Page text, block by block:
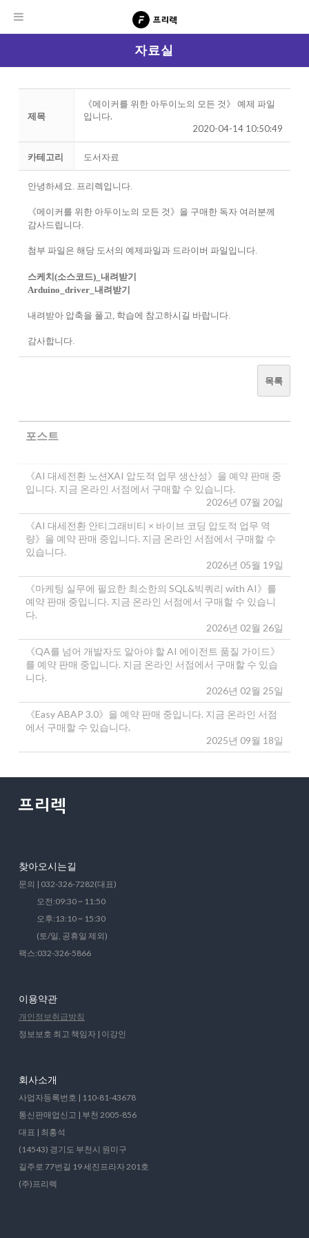
자료실
제목
《메이커를 위한 아두이노의 모든 것》 예제 파일
입니다.
2020-04-14 10:50:49
카테고리 도서자료
안녕하세요. 프리렉입니다.
《메이커를 위한 아두이노의 모든 것》을 구매한 독자 여러분께
감사드립니다.
첨부 파일은 해당 도서의 예제파일과 드라이버 파일입니다.
스케치(소스코드)_내려받기
Arduino_driver_내려받기
내려받아 압축을 풀고, 학습에 참고하시길 바랍니다.
감사합니다.
목록
포스트
《AI 대세전환 노션XAI 압도적 업무 생산성》을 예약 판매 중
입니다. 지금 온라인 서점에서 구매할 수 있습니다.
2026년 07월 20일
《AI 대세전환 안티그래비티 × 바이브 코딩 압도적 업무 역
량》을 예약 판매 중입니다. 지금 온라인 서점에서 구매할 수
있습니다.
2026년 05월 19일
《마케팅 실무에 필요한 최소한의 SQL&빅쿼리 with AI》를
예약 판매 중입니다. 지금 온라인 서점에서 구매할 수 있습니
다.
2026년 02월 26일
《QA를 넘어 개발자도 알아야 할 AI 에이전트 품질 가이드》
를 예약 판매 중입니다. 지금 온라인 서점에서 구매할 수 있습
니다.
2026년 02월 25일
《Easy ABAP 3.0》을 예약 판매 중입니다. 지금 온라인 서점
에서 구매할 수 있습니다.
2025년 09월 18일
찾아오시는길
문의 | 032-326-7282(대표)
오전:09:30 ~ 11:50
오후:13:10 ~ 15:30
(토/일, 공휴일 제외)
팩스:032-326-5866
이용약관
개인정보취급방침
정보보호 최고 책임자 | 이강인
회사소개
사업자등록번호 | 110-81-43678
통신판매업신고 | 부천 2005-856
대표 | 최홍석
(14543) 경기도 부천시 원미구
길주로 77번길 19 세진프라자 201호
(주)프리렉